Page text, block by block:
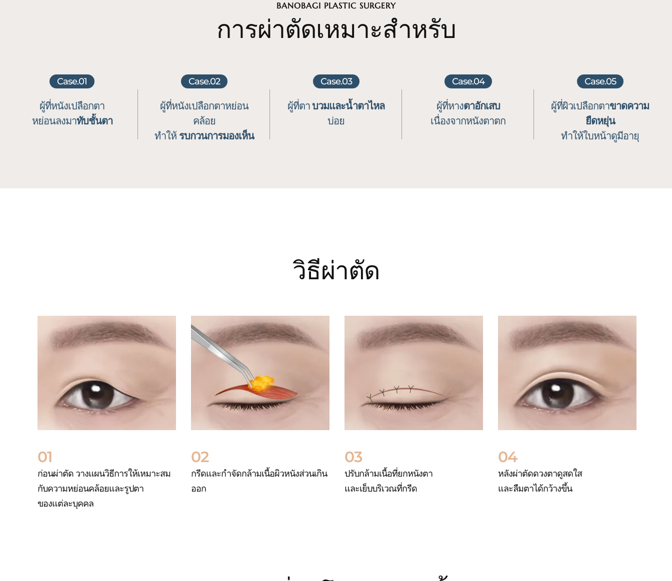
BANOBAGI PLASTIC SURGERY
การผ่าตัดเหมาะสำหรับ
Case.01
ผู้ที่หนังเปลือกตา
หย่อนลงมาทับชั้นตา
Case.02
ผู้ที่หนังเปลือกตาหย่อน
คล้อย
ทำให้รบกวนการมองเห็น
Case.03
ผู้ที่ตาบวมและน้ำตาไหล
บ่อย
Case.04
ผู้ที่หางตาอักเสบ
เนื่องจากหนังตาตก
Case.05
ผู้ที่ผิวเปลือกตาขาดความ
ยืดหยุ่น
ทำให้ใบหน้าดูมีอายุ
วิธีผ่าตัด
01
ก่อนผ่าตัด วางแผนวิธีการให้เหมาะสม
กับความหย่อนคล้อยและรูปตา
ของแต่ละบุคคล
02
กรีดและกำจัดกล้ามเนื้อผิวหนังส่วนเกิน
ออก
03
ปรับกล้ามเนื้อที่ยกหนังตา
และเย็บบริเวณที่กรีด
04
หลังผ่าตัดดวงตาดูสดใส
และลืมตาได้กว้างขึ้น